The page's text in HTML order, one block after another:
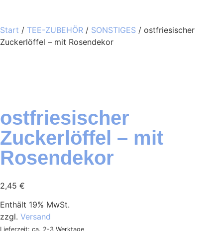
Start / TEE-ZUBEHÖR / SONSTIGES / ostfriesischer
Zuckerlöffel – mit Rosendekor
ostfriesischer
Zuckerlöffel – mit
Rosendekor
2,45 €
Enthält 19% MwSt.
zzgl. Versand
Lieferzeit: ca. 2-3 Werktage